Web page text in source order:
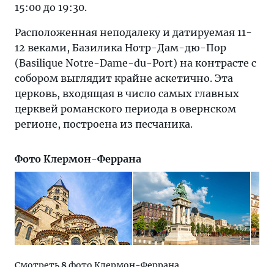
15:00 до 19:30.
Расположенная неподалеку и датируемая 11-
12 веками, Базилика Нотр-Дам-дю-Пор
(Basilique Notre-Dame-du-Port) на контрасте с
собором выглядит крайне аскетично. Эта
церковь, входящая в число самых главных
церквей романского периода в овернском
регионе, построена из песчаника.
Фото Клермон-Феррана